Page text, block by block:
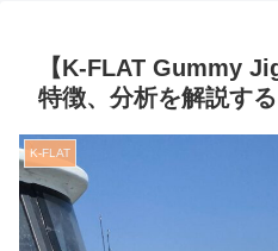
【K-FLAT Gummy
特徴、分析を解説する
K-FLAT